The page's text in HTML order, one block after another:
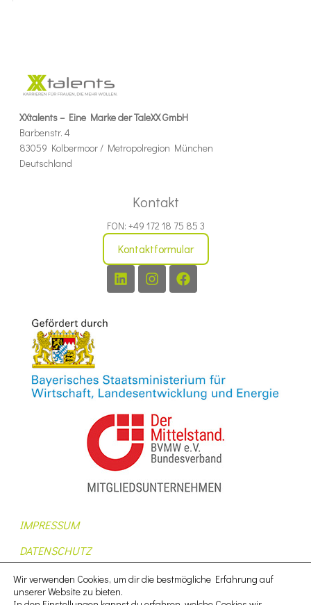
XXtalents – Eine Marke der TaleXX GmbH
Barbenstr. 4
83059 Kolbermoor / Metropolregion München
Deutschland
Kontakt
FON: +49 172 18 75 85 3
Kontaktformular
IMPRESSUM
DATENSCHUTZ
AUFTRAGSDATENVERARBEITUNG
Wir verwenden Cookies, um dir die bestmögliche Erfahrung auf
unserer Website zu bieten.